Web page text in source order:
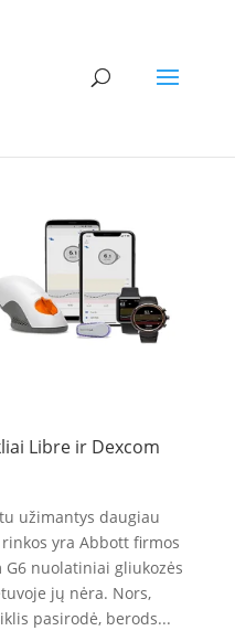
Libre ir Dexcom
užimantys daugiau
yra Abbott firmos
nuolatiniai gliukozės
jų nėra. Nors,
pasirodė, berods...